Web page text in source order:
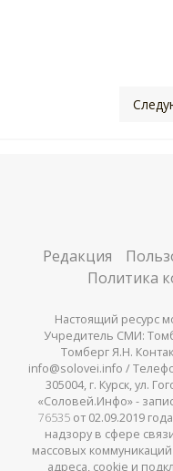
Редакция
Политика
Настоящий ресурс
Учредитель СМИ:
Томберг Я.Н.
info@solovei.info /
305004, г. Курск, ул.
«Соловей.Инфо» -
76535от 02.09.2019
надзору в сфере
массовых
адреса, cookie и